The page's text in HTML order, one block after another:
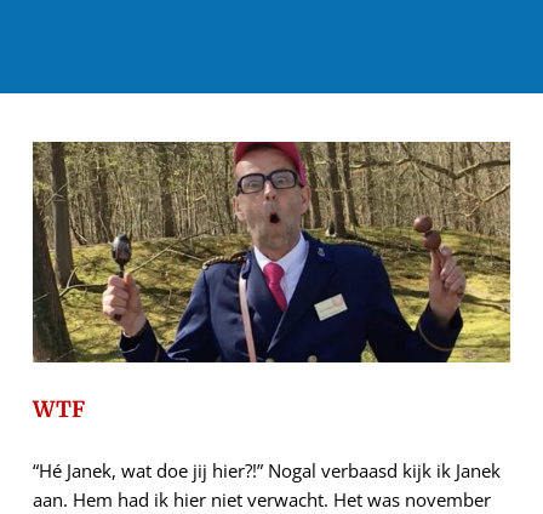
WTF
“Hé Janek, wat doe jij hier?!” Nogal verbaasd kijk ik Janek
aan. Hem had ik hier niet verwacht. Het was november